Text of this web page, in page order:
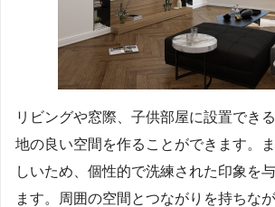
リビングや窓際、子供部屋に設置でき
地の良い空間を作ることができます。
しいため、個性的で洗練された印象を
ます。周囲の空間とつながりを持ちな